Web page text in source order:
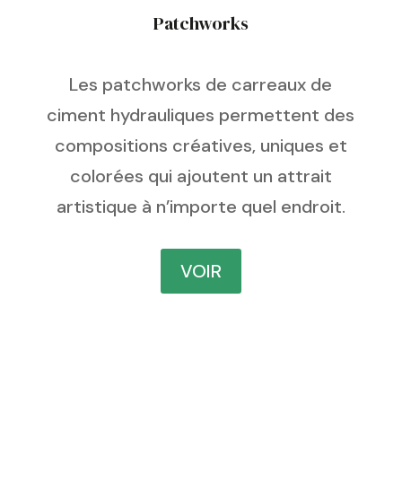
Patchworks
Les patchworks de carreaux de
ciment hydrauliques permettent des
compositions créatives, uniques et
colorées qui ajoutent un attrait
artistique à n’importe quel endroit.
VOIR